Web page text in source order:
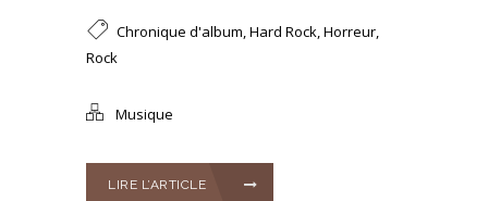
Chronique d'album,Hard Rock,Horreur,
Rock
Musique
LIRE L’ARTICLE